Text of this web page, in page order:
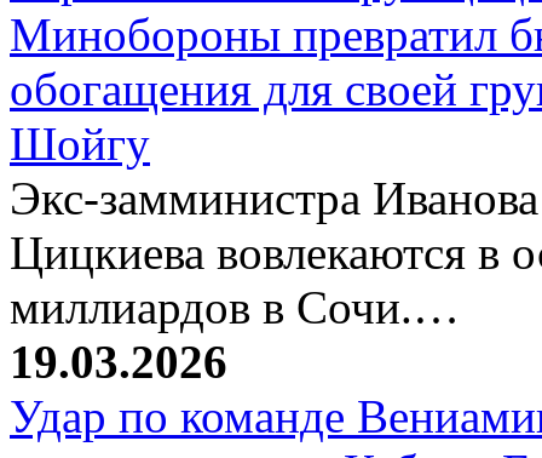
Минобороны превратил
обогащения для своей
Шойгу
Экс-замминистра
Цицкиева вовлекаются в
миллиардов в Сочи.…
19.03.2026
Удар по команде